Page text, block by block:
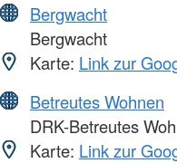
Bergwacht
Bergwacht
Karte: Link zur
Betreutes Wohnen
DRK-Betreutes
Karte: Link zur